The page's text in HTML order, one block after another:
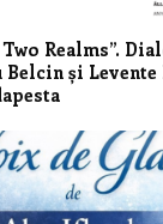
Two Realms”.
și